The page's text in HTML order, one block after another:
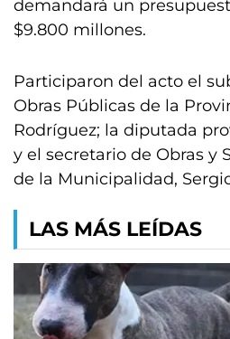
demandará un
$9.800 millones.
Participaron del acto el
Obras Públicas de la
Rodríguez; la diputada
y el secretario de Obras y
de la Municipalidad,
LAS MÁS LEÍDAS